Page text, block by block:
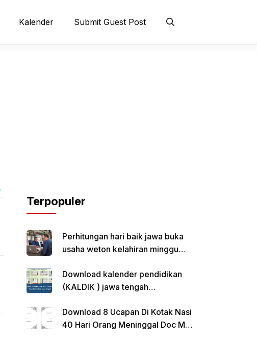
Kalender Submit Guest Post
Terpopuler
Perhitungan hari baik jawa buka
usaha weton kelahiran minggu
Download kalender pendidikan
(KALDIK ) jawa tengah
Download 8 Ucapan Di Kotak Nasi
40 Hari Orang Meninggal Doc Ms.